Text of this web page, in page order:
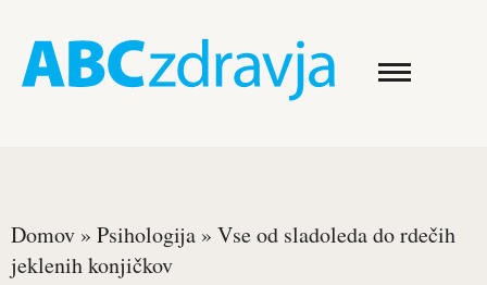
Domov » Psihologija » Vse od sladoleda do rdečih
jeklenih konjičkov